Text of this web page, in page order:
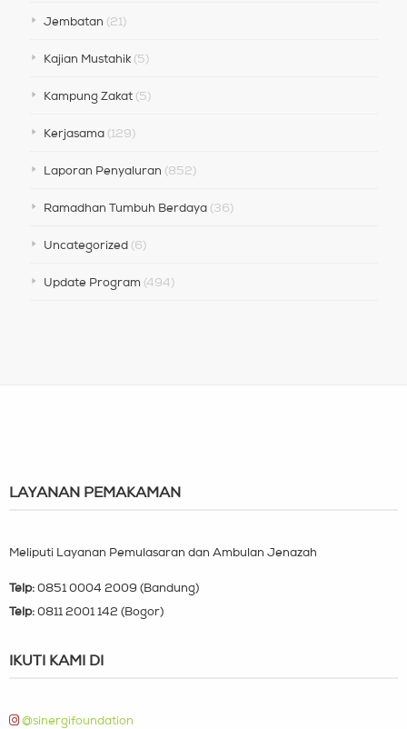
Jembatan (21)
Kajian Mustahik(5)
Kampung Zakat(5)
Kerjasama(129)
Laporan Penyaluran (852)
Ramadhan Tumbuh Berdaya(36)
Uncategorized(6)
Update Program (494)
LAYANAN PEMAKAMAN
Meliputi Layanan Pemulasaran dan Ambulan Jenazah
Telp: 0851 0004 2009 (Bandung)
Telp: 0811 2001 142 (Bogor)
IKUTI KAMI DI
@sinergifoundation